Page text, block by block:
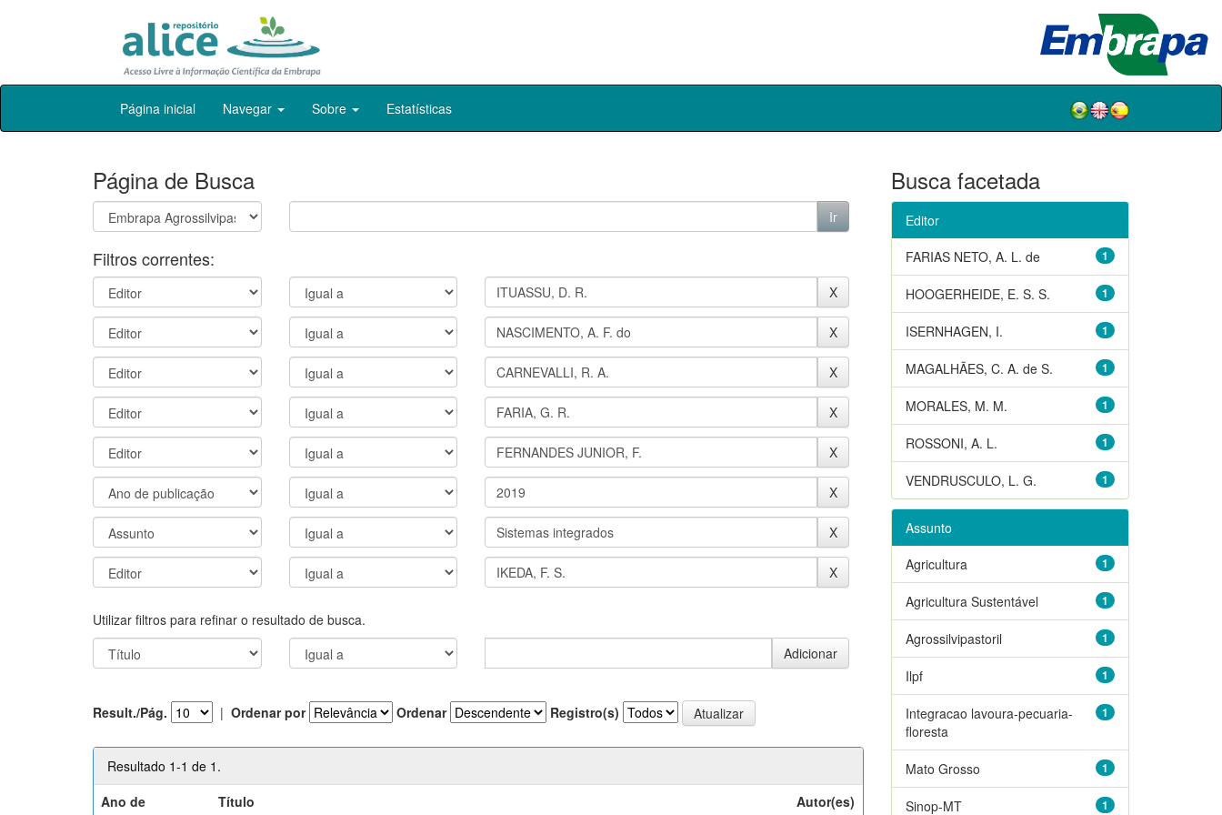
Skip
Página inicial Navegar Sobre Estatísticas
Página de Busca
Filtros correntes:
Utilizar filtros para refinar o resultado de busca.
Result./Pág. | Ordenar por Ordenar Registro(s)
Resultado 1-1 de 1.
Ano de
Título Autor(es)
Busca facetada
Editor
1
FARIAS NETO, A. L. de
1
HOOGERHEIDE, E. S. S.
1
ISERNHAGEN, I.
1
MAGALHÃES, C. A. de S.
1
MORALES, M. M.
1
ROSSONI, A. L.
1
VENDRUSCULO, L. G.
Assunto
1
Agricultura
1
Agricultura Sustentável
1
Agrossilvipastoril
1
Ilpf
1
Integracao lavoura-pecuaria-
floresta
1
Mato Grosso
1
Sinop-MT